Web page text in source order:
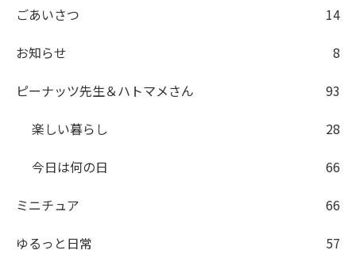
ごあいさつ
14
お知らせ
8
ピーナッツ先生＆ハトマメさん
93
楽しい暮らし
28
今日は何の日
66
ミニチュア
66
ゆるっと日常
57